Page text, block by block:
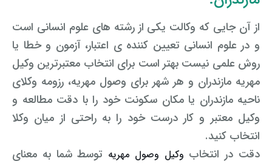
از آن جایی که وکالت یکی از رشته های علوم انسانی است
و در علوم انسانی تعیین کننده ی اعتبار، آزمون وخطا یا
روش علمی نیست بهتر است برای انتخاب معتبرترین وکیل
مهریه مازندران و هر شهر برای وصول مهریه، رزومه وکلای
ناحیه مازندران یا مکان سکونت خود را با دقت مطالعه و
وکیل معتبر و کار درست خود را به راحتی از میان وکلا
انتخاب کنید.
دقت در انتخاب وکیل وصول مهریه توسط شما به معنای